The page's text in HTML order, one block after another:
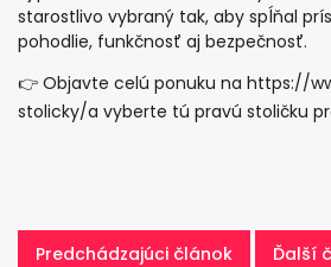
starostlivo vybraný tak, aby spĺňal
pohodlie, funkčnosť aj bezpečnosť.
👉 Objavte celú ponuku na https://
stolicky/a vyberte tú pravú stoličku
Predchádzajúci článok Ďalší